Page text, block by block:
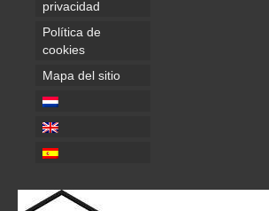
privacidad
Política de
cookies
Mapa del sitio